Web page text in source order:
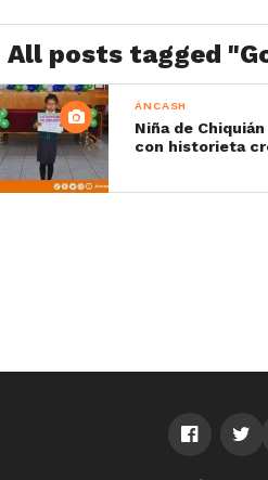
All posts tagged
ÁNCASH
Niña de
con historieta